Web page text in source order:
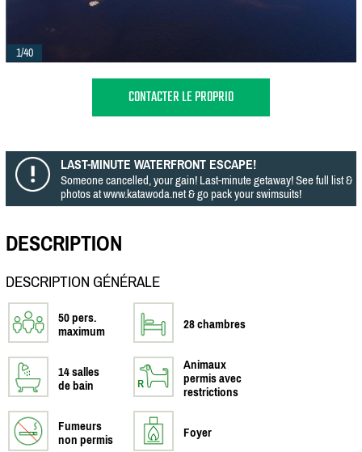
1/40
CONTACTER LE PROPRIO
LAST-MINUTE WATERFRONT ESCAPE!
Someone cancelled, your gain! Last-minute getaway! See full list &
photos at www.katawoda.net & go pack your swimsuits!
DESCRIPTION
DESCRIPTION GÉNÉRALE
50 pers.
maximum
28 chambres
14 salles
de bain
Animaux
permis avec
restrictions
Fumeurs
non permis
Foyer